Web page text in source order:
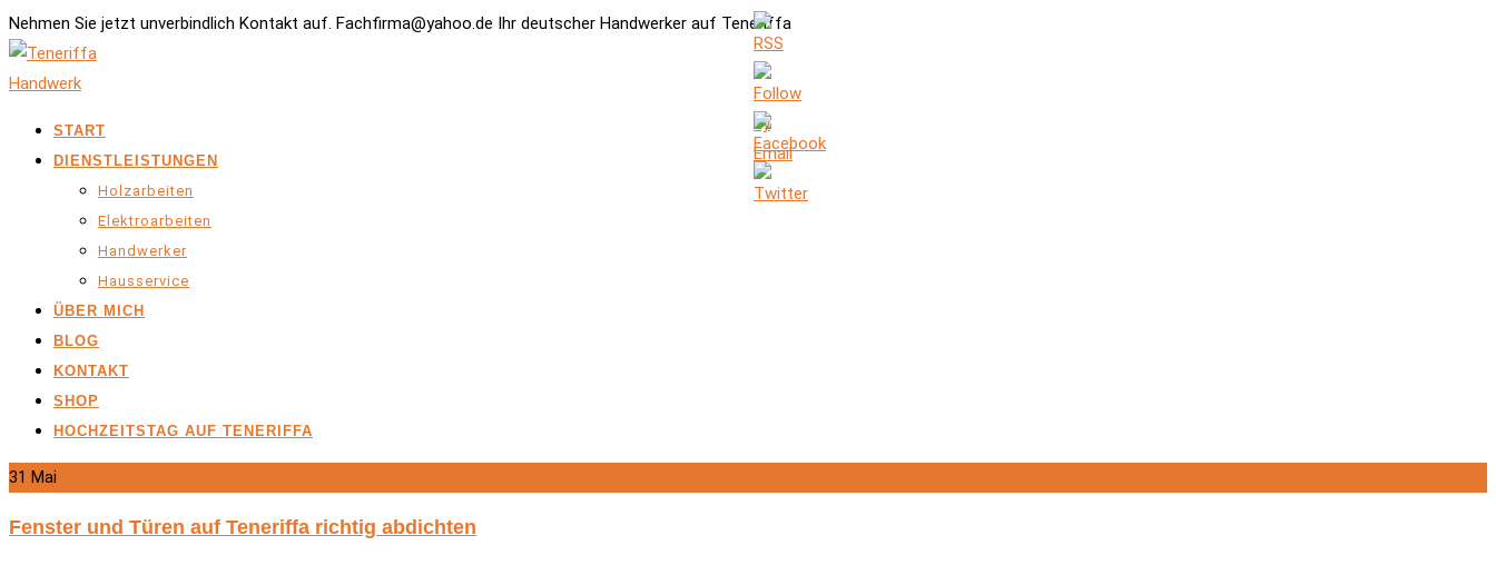
Nehmen Sie jetzt unverbindlich Kontakt auf. Fachfirma@yahoo.de Ihr deutscher Handwerker auf Teneriffa
START
DIENSTLEISTUNGEN
Holzarbeiten
Elektroarbeiten
Handwerker
Hausservice
ÜBER MICH
BLOG
KONTAKT
SHOP
HOCHZEITSTAG AUF TENERIFFA
31 Mai
Fenster und Türen auf Teneriffa richtig abdichten